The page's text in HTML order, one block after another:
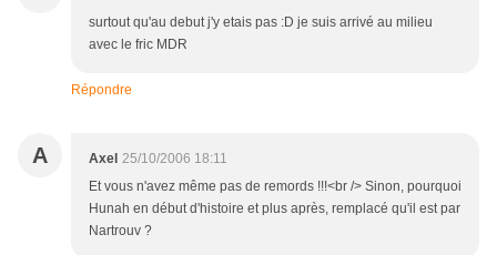
surtout qu'au debut j'y etais pas :D je suis arrivé au milieu
avec le fric MDR
Répondre
A Axel 25/10/2006 18:11
Et vous n'avez même pas de remords !!!<br /> Sinon, pourquoi
Hunah en début d'histoire et plus après, remplacé qu'il est par
Nartrouv ?